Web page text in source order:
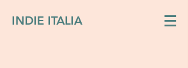
INDIE ITALIA